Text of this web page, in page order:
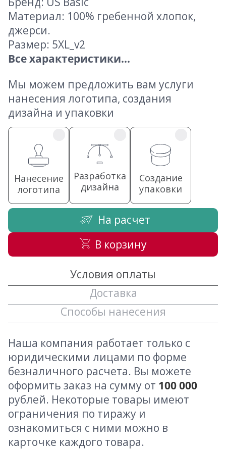
Материал: 100% гребенной хлопок,
джерси.
Размер: 5XL_v2
Все характеристики...
Мы можем предложить вам услуги
нанесения логотипа, создания
дизайна и упаковки
Нанесение
логотипа
Разработка
дизайна
Создание
упаковки
На расчет
В корзину
Условия оплаты
Доставка
Способы нанесения
Наша компания работает только с
юридическими лицами по форме
безналичного расчета. Вы можете
оформить заказ на сумму от 100 000
рублей. Некоторые товары имеют
ограничения по тиражу и
ознакомиться с ними можно в
карточке каждого товара.